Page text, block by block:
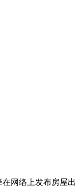
网络上发布房屋出